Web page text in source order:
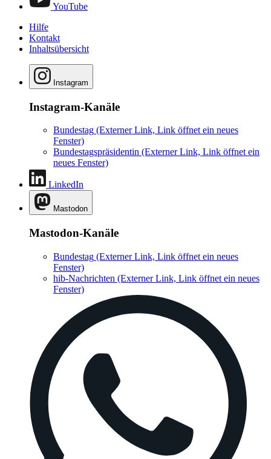
YouTube
Hilfe
Kontakt
Inhaltsübersicht
Instagram
Instagram-Kanäle
Bundestag (Externer Link, Link öffnet ein neues
Fenster)
Bundestagspräsidentin (Externer Link, Link öffnet ein
neues Fenster)
LinkedIn
Mastodon
Mastodon-Kanäle
Bundestag (Externer Link, Link öffnet ein neues
Fenster)
hib-Nachrichten (Externer Link, Link öffnet ein neues
Fenster)